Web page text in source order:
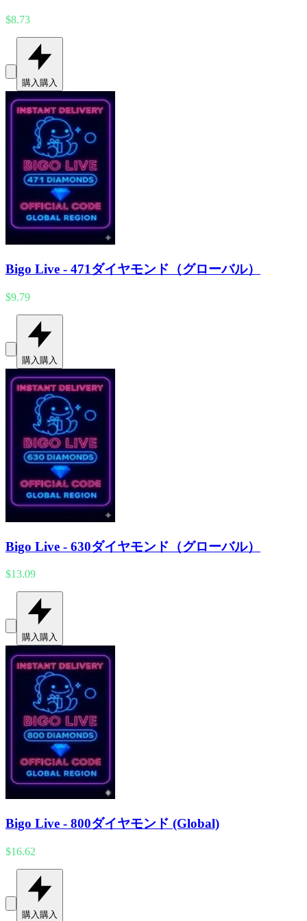
$8.73
購入購入
Bigo Live - 471ダイヤモンド（グローバル）
$9.79
購入 購入
Bigo Live - 630ダイヤモンド（グローバル）
$13.09
購入購入
Bigo Live - 800ダイヤモンド (Global)
$16.62
購入 購入